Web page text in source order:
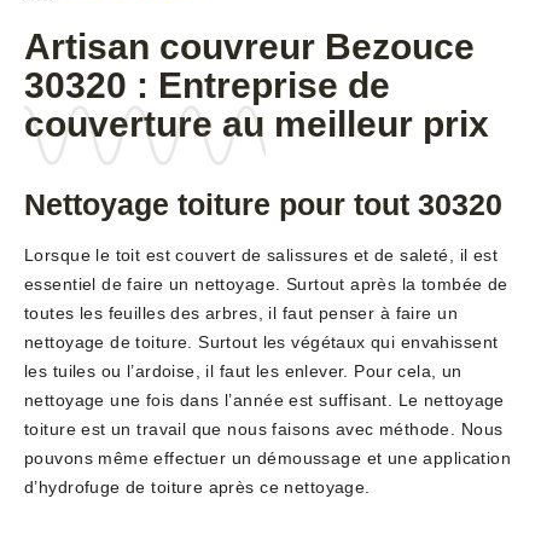
Artisan couvreur Bezouce
30320 : Entreprise de
couverture au meilleur prix
Nettoyage toiture pour tout 30320
Lorsque le toit est couvert de salissures et de saleté, il est
essentiel de faire un nettoyage. Surtout après la tombée de
toutes les feuilles des arbres, il faut penser à faire un
nettoyage de toiture. Surtout les végétaux qui envahissent
les tuiles ou l’ardoise, il faut les enlever. Pour cela, un
nettoyage une fois dans l’année est suffisant. Le nettoyage
toiture est un travail que nous faisons avec méthode. Nous
pouvons même effectuer un démoussage et une application
d’hydrofuge de toiture après ce nettoyage.